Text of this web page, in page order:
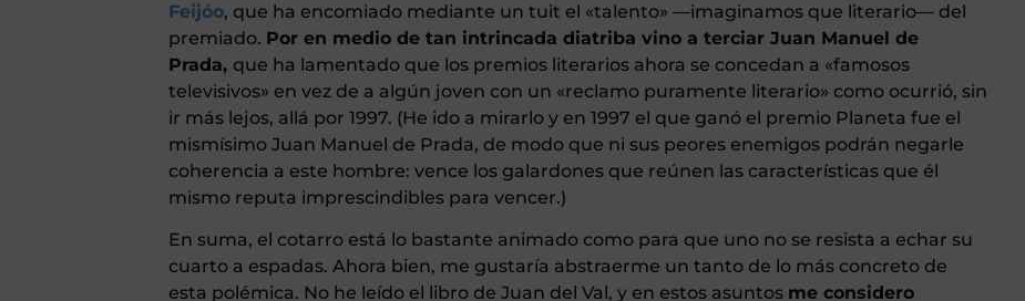
Feijóo, que ha encomiado mediante un tuit el «talento» —imaginamos que literario— del
premiado. Por en medio de tan intrincada diatriba vino a terciar Juan Manuel de
Prada, que ha lamentado que los premios literarios ahora se concedan a «famosos
televisivos» en vez de a algún joven con un «reclamo puramente literario» como ocurrió, sin
ir más lejos, allá por 1997. (He ido a mirarlo y en 1997 el que ganó el premio Planeta fue el
mismísimo Juan Manuel de Prada, de modo que ni sus peores enemigos podrán negarle
coherencia a este hombre: vence los galardones que reúnen las características que él
mismo reputa imprescindibles para vencer.)
En suma, el cotarro está lo bastante animado como para que uno no se resista a echar su
cuarto a espadas. Ahora bien, me gustaría abstraerme un tanto de lo más concreto de
esta polémica. No he leído el libro de Juan del Val, y en estos asuntos me considero